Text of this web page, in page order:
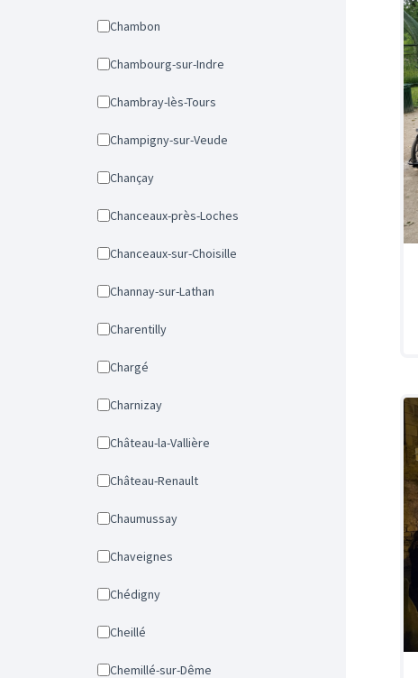
Chambon
Chambourg-sur-Indre
Chambray-lès-Tours
Champigny-sur-Veude
Chançay
Chanceaux-près-Loches
Chanceaux-sur-Choisille
Channay-sur-Lathan
Charentilly
Chargé
Charnizay
Château-la-Vallière
Château-Renault
Chaumussay
Chaveignes
Chédigny
Cheillé
Chemillé-sur-Dême